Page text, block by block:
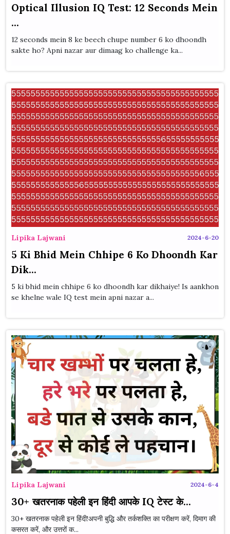
Optical Illusion IQ Test: 12 Seconds Mein
...
12 seconds mein 8 ke beech chupe number 6 ko dhoondh
sakte ho? Apni nazar aur dimaag ko challenge ka...
Lipika Lajwani 2024-6-20
5 Ki Bhid Mein Chhipe 6 Ko Dhoondh Kar
Dik...
5 ki bhid mein chhipe 6 ko dhoondh kar dikhaiye! Is aankhon
se khelne wale IQ test mein apni nazar a...
Lipika Lajwani 2024-6-4
30+ खतरनाक पहेली इन हिंदी आपके IQ टेस्ट के...
30+ खतरनाक पहेली इन हिंदी!अपनी बुद्धि और तर्कशक्ति का परीक्षण करें, दिमाग की
कसरत करें, और उत्तरों क...